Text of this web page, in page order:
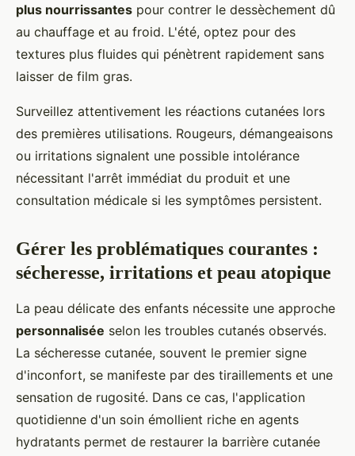
plus nourrissantes pour contrer le dessèchement dû
au chauffage et au froid. L'été, optez pour des
textures plus fluides qui pénètrent rapidement sans
laisser de film gras.
Surveillez attentivement les réactions cutanées lors
des premières utilisations. Rougeurs, démangeaisons
ou irritations signalent une possible intolérance
nécessitant l'arrêt immédiat du produit et une
consultation médicale si les symptômes persistent.
Gérer les problématiques courantes :
sécheresse, irritations et peau atopique
La peau délicate des enfants nécessite une approche
personnalisée selon les troubles cutanés observés.
La sécheresse cutanée, souvent le premier signe
d'inconfort, se manifeste par des tiraillements et une
sensation de rugosité. Dans ce cas, l'application
quotidienne d'un soin émollient riche en agents
hydratants permet de restaurer la barrière cutanée